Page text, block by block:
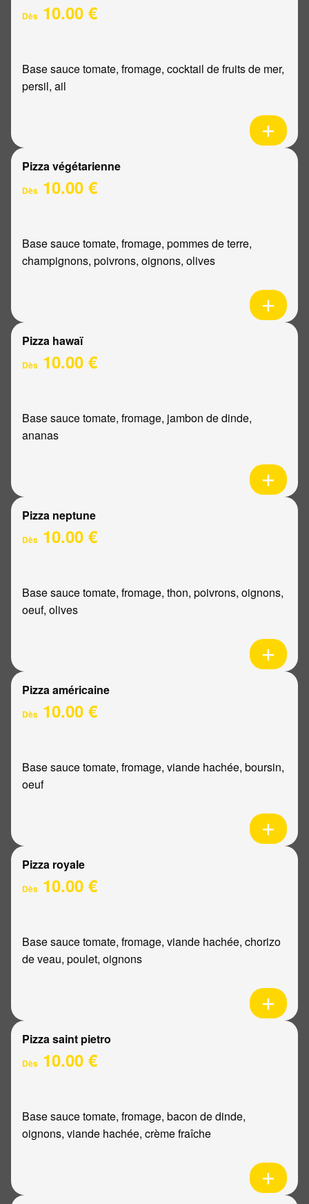
Dès 10.00 €
Base sauce tomate, fromage, cocktail de fruits de mer,
persil, ail
Pizza végétarienne
Dès 10.00 €
Base sauce tomate, fromage, pommes de terre,
champignons, poivrons, oignons, olives
Pizza hawaï
Dès 10.00 €
Base sauce tomate, fromage, jambon de dinde,
ananas
Pizza neptune
Dès 10.00 €
Base sauce tomate, fromage, thon, poivrons, oignons,
oeuf, olives
Pizza américaine
Dès 10.00 €
Base sauce tomate, fromage, viande hachée, boursin,
oeuf
Pizza royale
Dès 10.00 €
Base sauce tomate, fromage, viande hachée, chorizo
de veau, poulet, oignons
Pizza saint pietro
Dès 10.00 €
Base sauce tomate, fromage, bacon de dinde,
oignons, viande hachée, crème fraîche